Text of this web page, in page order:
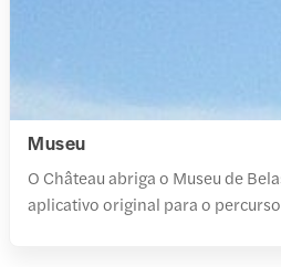
Museu
O Château abriga o Museu de
aplicativo original para o